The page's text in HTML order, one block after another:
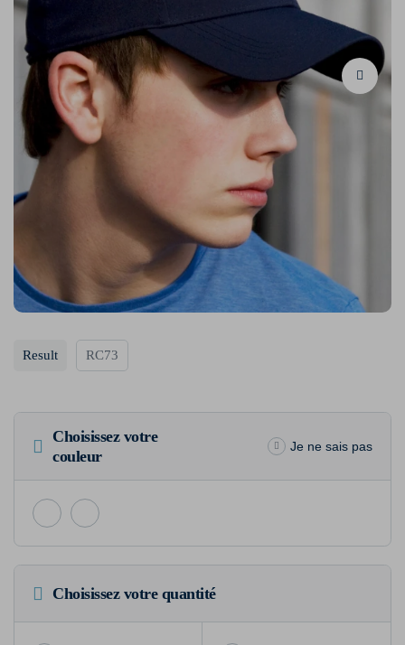
Result RC73
Choisissez votre
couleur
Je ne sais pas
Choisissez votre quantité